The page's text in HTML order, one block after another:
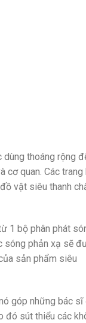
thoáng rộng
cơ quan. Các trang
vật siêu thanh
1 bộ phân phát
sóng phản xạ sẽ
sản phẩm siêu
góp những bác
đó sút thiểu các